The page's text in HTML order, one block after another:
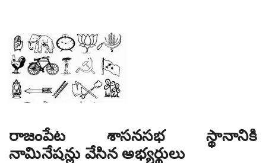
రాజంపేట శాసనసభ స్థానానికి
నామినేషన్లు వేసిన అభ్యర్థులు